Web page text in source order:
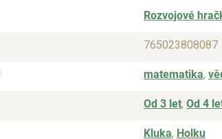
Rozvojové
765023808087
matematika,
Od 3 let, Od 4
Kluka, Holku